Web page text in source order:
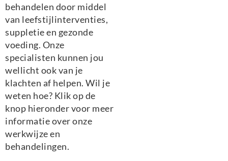
behandelen door middel
van leefstijlinterventies,
suppletie en gezonde
voeding. Onze
specialisten kunnen jou
wellicht ook van je
klachten af helpen. Wil je
weten hoe? Klik op de
knop hieronder voor meer
informatie over onze
werkwijze en
behandelingen.